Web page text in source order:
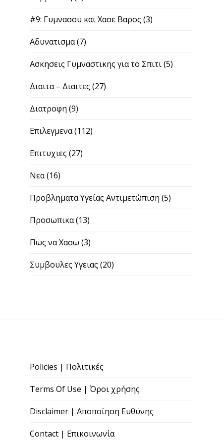
#9: Γυμνασου και Χασε Βαρος (3)
Αδυνατισμα(7)
Ασκησεις Γυμναστικης για το Σπιτι(5)
Διαιτα – Διαιτες (27)
Διατροφη (9)
Επιλεγμενα(112)
Επιτυχιες (27)
Νεα(16)
Προβληματα Υγείας Αντιμετώπιση (5)
Προσωπικα(13)
Πως να Χασω (3)
Συμβουλες Υγειας (20)
Policies | Πολιτικές
Terms Of Use | Όροι χρήσης
Disclaimer | Αποποίηση Ευθύνης
Contact | Επικοινωνία